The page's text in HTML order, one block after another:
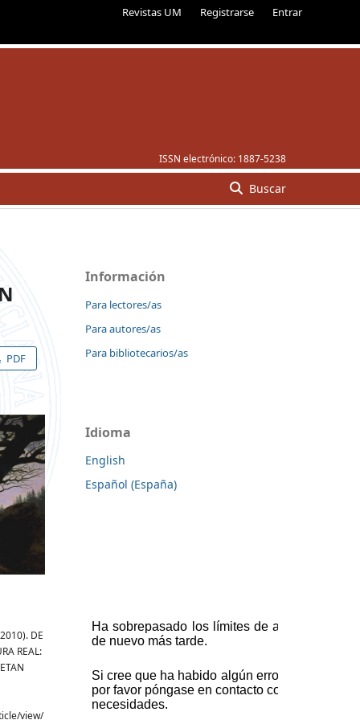
Revistas UM Registrarse Entrar
ISSN electrónico: 1887-5238
Buscar
PDF
DE
REAL:
view/
Información
Para lectores/as
Para autores/as
Para bibliotecarios/as
Idioma
English
Español (España)